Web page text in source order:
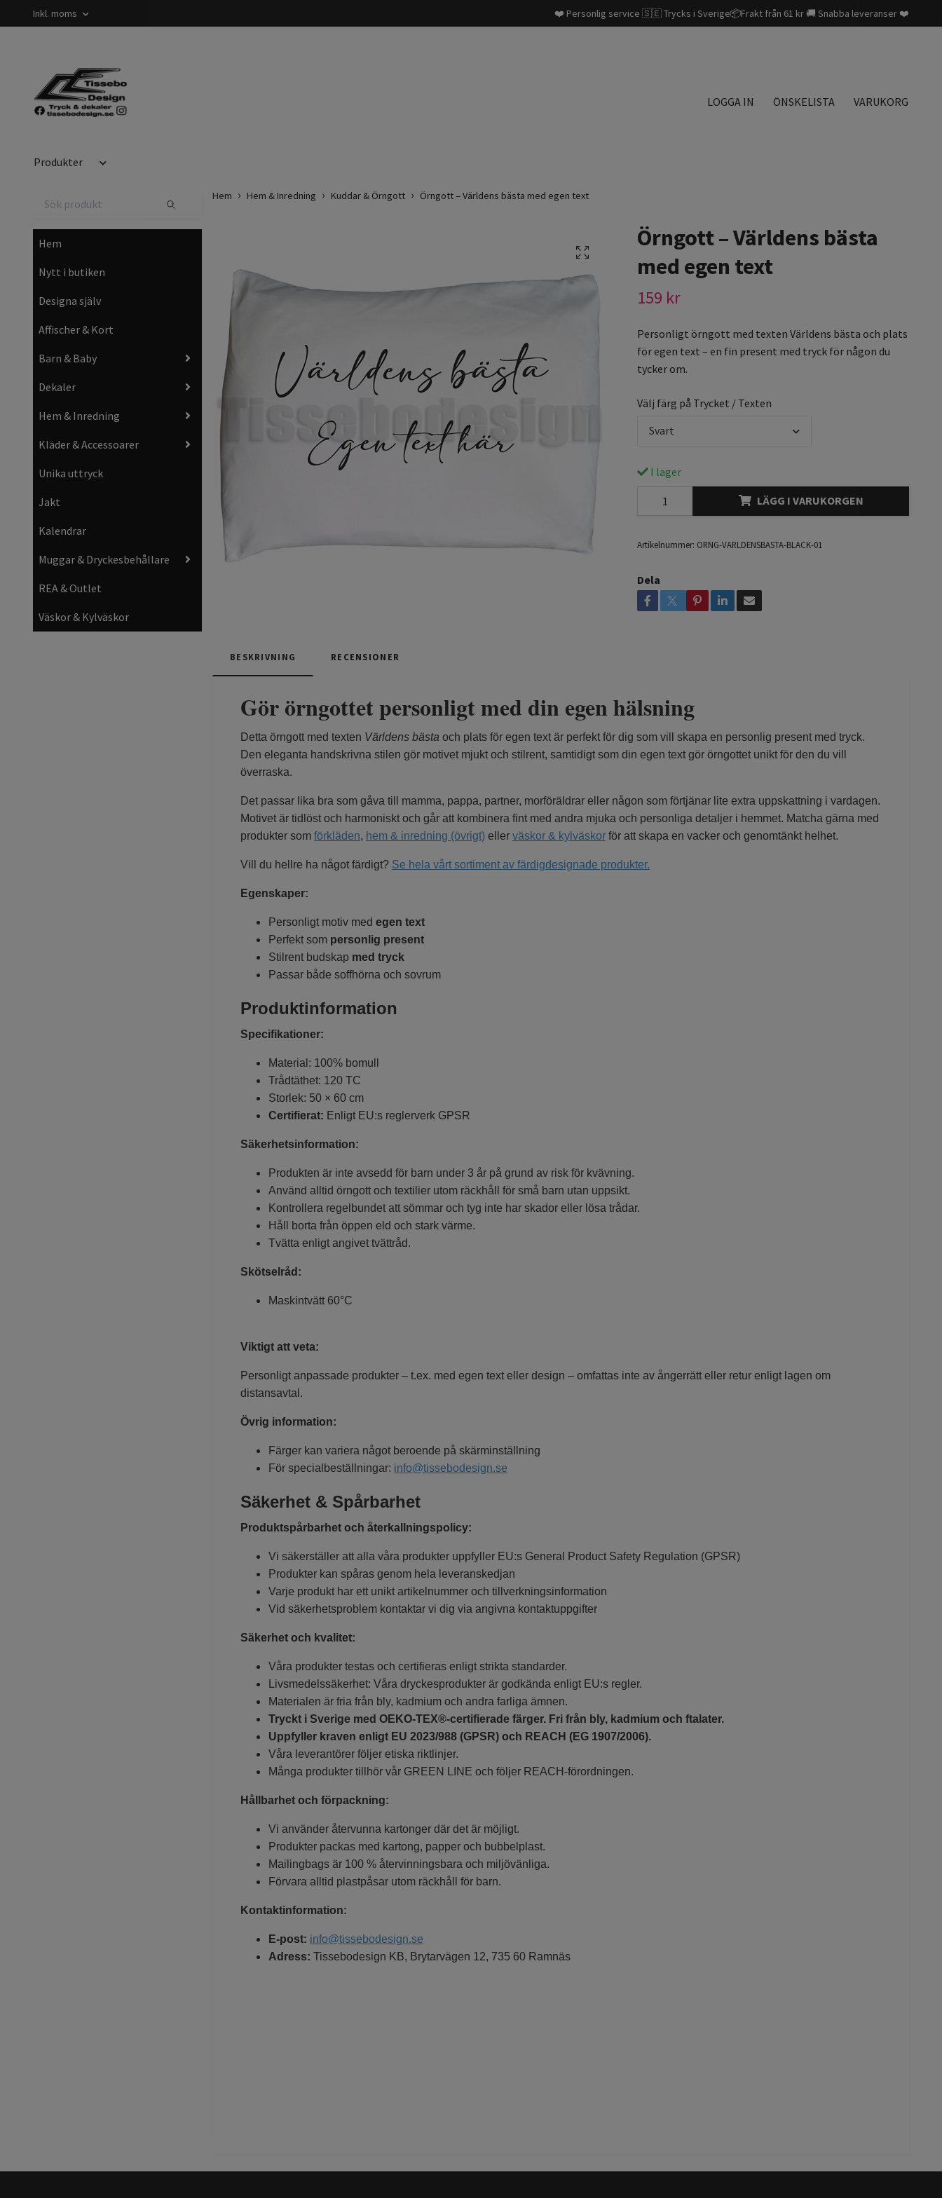
Inkl. moms ❤️ Personlig service 🇸🇪 Trycks i Sverige📦Frakt från 61 kr 🚚 Snabba leveranser ❤️
LOGGA IN ÖNSKELISTA VARUKORG
Produkter
Hem
Nytt i butiken
Designa själv
Affischer & Kort
Barn & Baby
Dekaler
Hem & Inredning
Kläder & Accessoarer
Unika uttryck
Jakt
Kalendrar
Muggar & Dryckesbehållare
REA & Outlet
Väskor & Kylväskor
Hem Hem & Inredning Kuddar & Örngott Örngott – Världens bästa med egen text
Örngott – Världens bästa
med egen text
159 kr
Personligt örngott med texten Världens bästa och plats
för egen text – en fin present med tryck för någon du
tycker om.
Välj färg på Trycket / Texten
Svart
I lager
LÄGG I VARUKORGEN
Artikelnummer: ORNG-VARLDENSBASTA-BLACK-01
Dela
BESKRIVNING RECENSIONER
Gör örngottet personligt med din egen hälsning
Detta örngott med texten Världens bästa och plats för egen text är perfekt för dig som vill skapa en personlig present med tryck.
Den eleganta handskrivna stilen gör motivet mjukt och stilrent, samtidigt som din egen text gör örngottet unikt för den du vill
överraska.
Det passar lika bra som gåva till mamma, pappa, partner, morföräldrar eller någon som förtjänar lite extra uppskattning i vardagen.
Motivet är tidlöst och harmoniskt och går att kombinera fint med andra mjuka och personliga detaljer i hemmet. Matcha gärna med
produkter som förkläden, hem & inredning (övrigt) eller väskor & kylväskor för att skapa en vacker och genomtänkt helhet.
Vill du hellre ha något färdigt? Se hela vårt sortiment av färdigdesignade produkter.
Egenskaper:
Personligt motiv med egen text
Perfekt som personlig present
Stilrent budskap med tryck
Passar både soffhörna och sovrum
Produktinformation
Specifikationer:
Material: 100% bomull
Trådtäthet: 120 TC
Storlek: 50 × 60 cm
Certifierat: Enligt EU:s reglerverk GPSR
Säkerhetsinformation:
Produkten är inte avsedd för barn under 3 år på grund av risk för kvävning.
Använd alltid örngott och textilier utom räckhåll för små barn utan uppsikt.
Kontrollera regelbundet att sömmar och tyg inte har skador eller lösa trådar.
Håll borta från öppen eld och stark värme.
Tvätta enligt angivet tvättråd.
Skötselråd:
Maskintvätt 60°C
Viktigt att veta:
Personligt anpassade produkter – t.ex. med egen text eller design – omfattas inte av ångerrätt eller retur enligt lagen om
distansavtal.
Övrig information:
Färger kan variera något beroende på skärminställning
För specialbeställningar: info@tissebodesign.se
Säkerhet & Spårbarhet
Produktspårbarhet och återkallningspolicy:
Vi säkerställer att alla våra produkter uppfyller EU:s General Product Safety Regulation (GPSR)
Produkter kan spåras genom hela leveranskedjan
Varje produkt har ett unikt artikelnummer och tillverkningsinformation
Vid säkerhetsproblem kontaktar vi dig via angivna kontaktuppgifter
Säkerhet och kvalitet:
Våra produkter testas och certifieras enligt strikta standarder.
Livsmedelssäkerhet: Våra dryckesprodukter är godkända enligt EU:s regler.
Materialen är fria från bly, kadmium och andra farliga ämnen.
Tryckt i Sverige med OEKO-TEX®-certifierade färger. Fri från bly, kadmium och ftalater.
Uppfyller kraven enligt EU 2023/988 (GPSR) och REACH (EG 1907/2006).
Våra leverantörer följer etiska riktlinjer.
Många produkter tillhör vår GREEN LINE och följer REACH-förordningen.
Hållbarhet och förpackning:
Vi använder återvunna kartonger där det är möjligt.
Produkter packas med kartong, papper och bubbelplast.
Mailingbags är 100 % återvinningsbara och miljövänliga.
Förvara alltid plastpåsar utom räckhåll för barn.
Kontaktinformation:
E-post: info@tissebodesign.se
Adress: Tissebodesign KB, Brytarvägen 12, 735 60 Ramnäs